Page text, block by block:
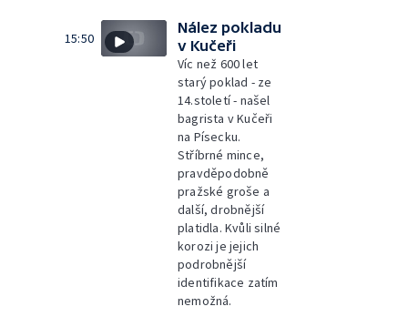
15:50
Nález pokladu
v Kučeři
Víc než 600 let
starý poklad - ze
14.století - našel
bagrista v Kučeři
na Písecku.
Stříbrné mince,
pravděpodobně
pražské groše a
další, drobnější
platidla. Kvůli silné
korozi je jejich
podrobnější
identifikace zatím
nemožná.